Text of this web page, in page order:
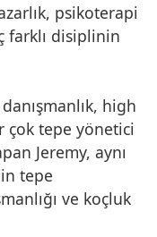
psikoterapi
farklı disiplinin
high
çok tepe yönetici
Jeremy, aynı
tepe
ve koçluk